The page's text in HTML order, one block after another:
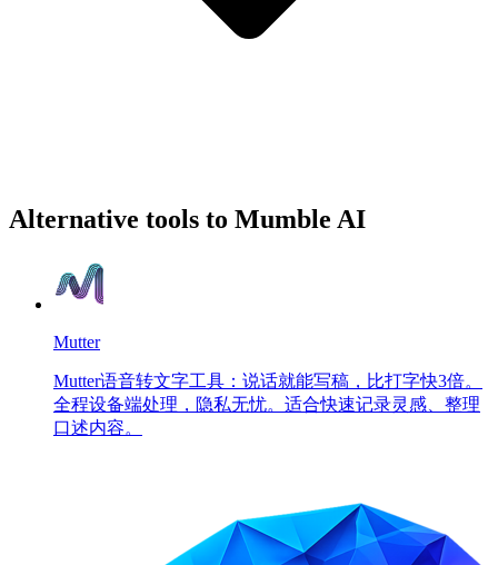
Alternative tools to Mumble AI
Mutter
Mutter语音转文字工具：说话就能写稿，比打字快3倍。
全程设备端处理，隐私无忧。适合快速记录灵感、整理
口述内容。